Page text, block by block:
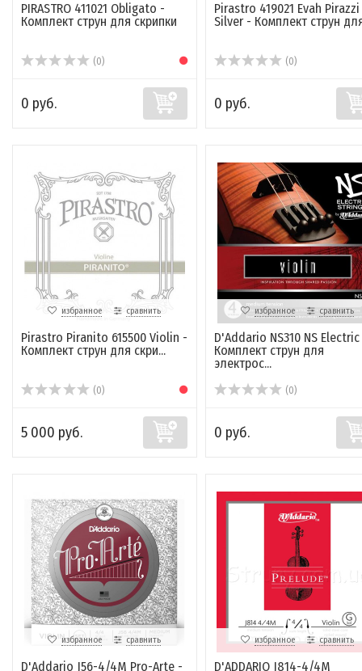
PIRASTRO 411021 Obligato -
Комплект струн для скрипки
(0)
0 руб.
Pirastro 419021 Evah Pirazzi
Silver - Комплект струн
(0)
0 руб.
избранное сравнить
Pirastro Piranito 615500 Violin -
Комплект струн для скри...
(0)
5 000 руб.
избранное сравнить
D'Addario NS310 NS
Комплект струн для
электрос...
(0)
0 руб.
избранное сравнить
D'Addario J56-4/4M Pro-Arte -
избранное сравнить
D'ADDARIO J814-4/4M